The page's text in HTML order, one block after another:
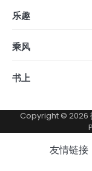
乐趣
乘风
书上
Copyright © 2026
友情链接